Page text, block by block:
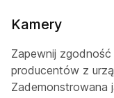
Kamery
Zapewnij
producentów z
Zademonstrowana